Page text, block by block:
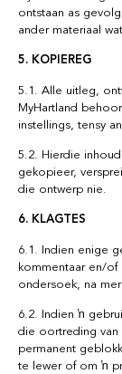
ontstaan as
ander materiaal
5. KOPIEREG
5.1. Alle uitleg,
MyHartland
instellings, tensy
5.2. Hierdie
gekopieer,
die ontwerp nie.
6. KLAGTES
6.1. Indien enige
kommentaar en/of
ondersoek, na
6.2. Indien ŉ
die oortreding van
permanent
te lewer of om ŉ